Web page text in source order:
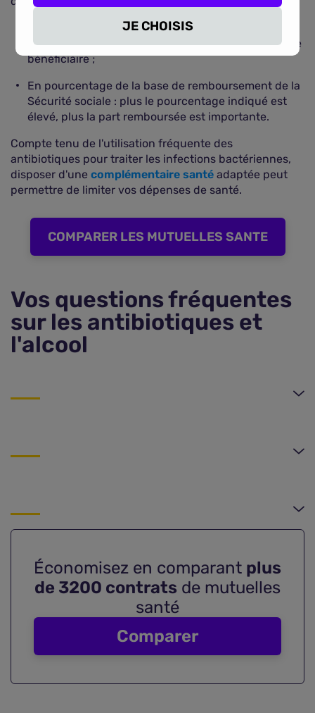
En forfait : la mutuelle prévoit une
annuelle fixedédiée aux médicaments pour chaque
bénéficiaire ;
En pourcentage de la base de remboursement de la
Sécurité sociale : plus le pourcentage indiqué est
élevé, plus la part remboursée est importante.
Compte tenu de l'utilisation fréquente des
antibiotiques pour traiter les infections bactériennes,
disposer d'une complémentaire santé adaptée peut
permettre de limiter vos dépenses de santé.
COMPARER LES MUTUELLES SANTE
Vos questions fréquentes
sur les antibiotiques et
l'alcool
Économisez en comparant plus
de 3200 contrats de mutuelles
santé
Comparer
JE CHOISIS